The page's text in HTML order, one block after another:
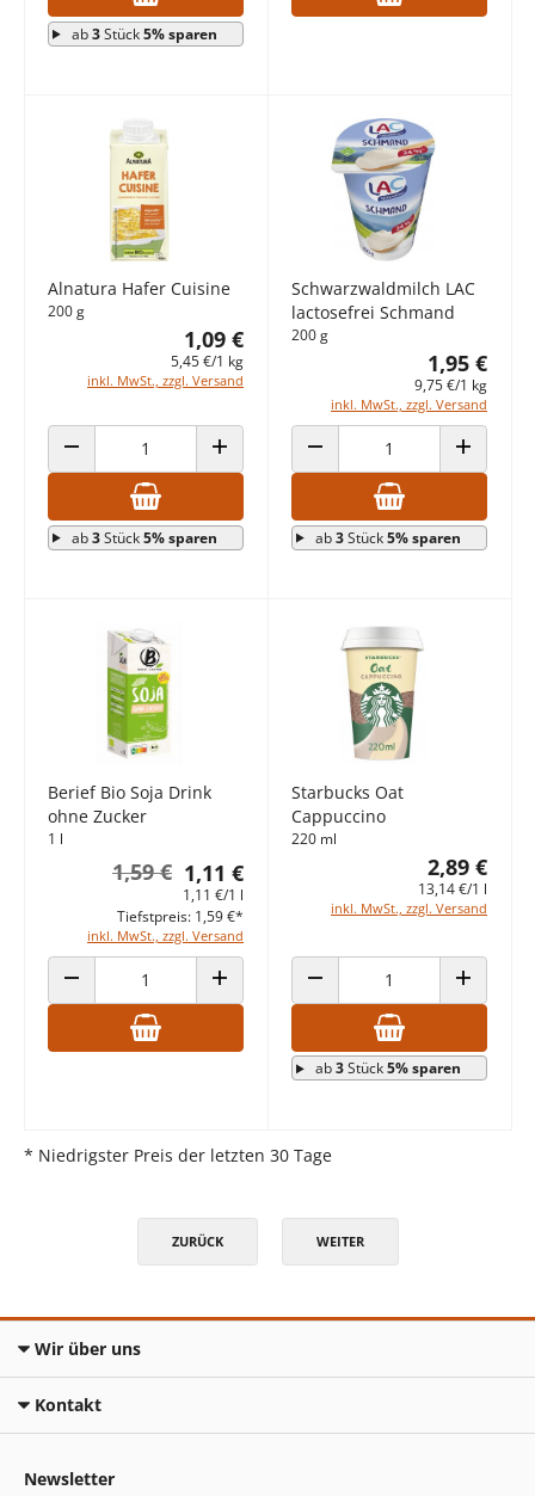
ab3Stück5% sparen
Alnatura Hafer Cuisine
200 g
1,09 €
5,45 €/1 kg
inkl. MwSt., zzgl. Versand
ANZAHL VERRINGERN ANZAHL ERHÖHEN
ab3Stück5% sparen
Schwarzwaldmilch LAC
lactosefrei Schmand
200 g
1,95 €
9,75 €/1 kg
inkl. MwSt., zzgl. Versand
ANZAHL VERRINGERN ANZAHL
ab3Stück5% sparen
Berief Bio Soja Drink
ohne Zucker
1 l
1,11 €
1,59 €
1,11 €/1 l
inkl. MwSt., zzgl. Versand
Tiefstpreis: 1,59 €*
ANZAHL VERRINGERN ANZAHL ERHÖHEN
Starbucks Oat
Cappuccino
220 ml
2,89 €
13,14 €/1 l
inkl. MwSt., zzgl. Versand
ANZAHL VERRINGERN ANZAHL
ab3Stück5% sparen
* Niedrigster Preis der letzten 30 Tage
ZURÜCK WEITER
Wir über uns
Kontakt
Newsletter